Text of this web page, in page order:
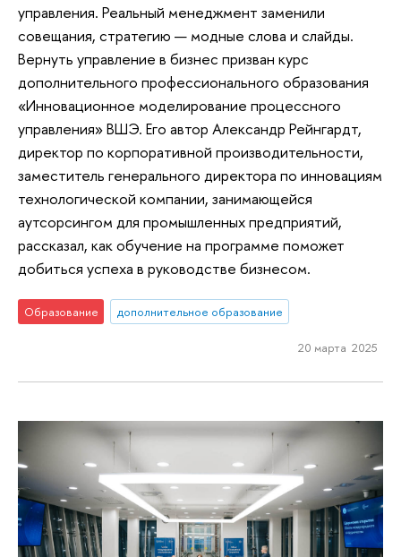
управления. Реальный менеджмент заменили
совещания, стратегию — модные слова и слайды.
Вернуть управление в бизнес призван курс
дополнительного профессионального образования
«Инновационное моделирование процессного
управления» ВШЭ. Его автор Александр Рейнгардт,
директор по корпоративной производительности,
заместитель генерального директора по инновациям
технологической компании, занимающейся
аутсорсингом для промышленных предприятий,
рассказал, как обучение на программе поможет
добиться успеха в руководстве бизнесом.
Образование дополнительное образование
20 марта 2025